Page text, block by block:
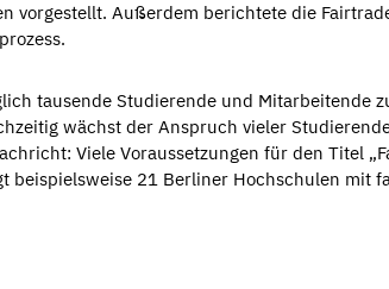
vorgestellt. Außerdem berichtete die
tausende Studierende und Mitarbeitende
wächst der Anspruch vieler
Viele Voraussetzungen für den Titel
beispielsweise 21 Berliner Hochschulen mit